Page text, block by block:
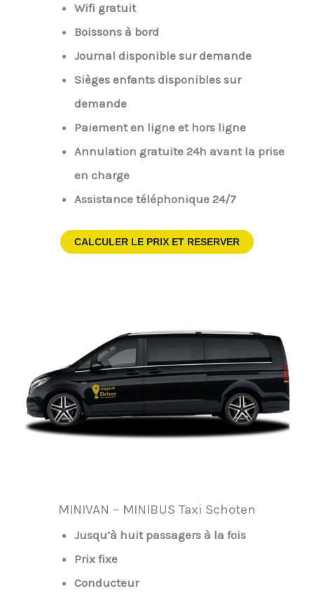
Wifi gratuit
Boissons à bord
Journal disponible sur demande
Sièges enfants disponibles sur
demande
Paiement en ligne et hors ligne
Annulation gratuite 24h avant la prise
en charge
Assistance téléphonique 24/7
CALCULER LE PRIX ET RESERVER
MINIVAN – MINIBUS Taxi Schoten
Jusqu’à huit passagers à la fois
Prix fixe
Conducteur